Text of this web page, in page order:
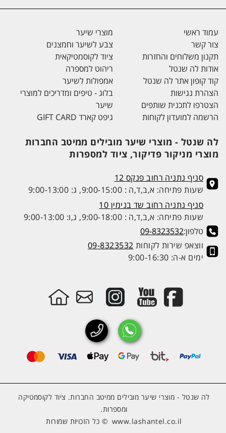
עמוד ראשי
צור קשר
תקנון משלוחים והחזרות
אודות לה שנטל
קוד קופון אתר לה שנטל
הצהרת נגישות
הצטרפו לתכנית שותפים
הרשמה למועדון לקוחות
מוצרי שיער
צבע לשיער וחמצנים
ציוד לקוסמטיקאית
ריהוט למספרה
אמפולות לשיער
בלוג - טיפים ומדריכים למוצרי
שיער
גיפט קארד GIFT CARD
לה שנטל - מוצרי שיער מובילים ממיטב החברות
מוצרי מניקור פדיקור, ציוד למספרות
סניף נתניה רחוב פנקס 12
שעות פתיחה: א,ב,ד,ה : 9:00-15:00, ג: 9:00-13:00
סניף נתניה רחוב שד בנימין 10
שעות פתיחה: א,ב,ד,ה : 9:00-18:00, ג,ו: 9:00-13:00
טלפון:09-8323532
ווצאפ שירות לקוחות 09-8323532
ימים א-ה: 9:00-16:30
לה שנטל - מוצרי שיער מובילים ממיטב החברות. ציוד לקוסמטיקה
ומספרות.
www.lashantel.co.il © כל הזכויות שמורות